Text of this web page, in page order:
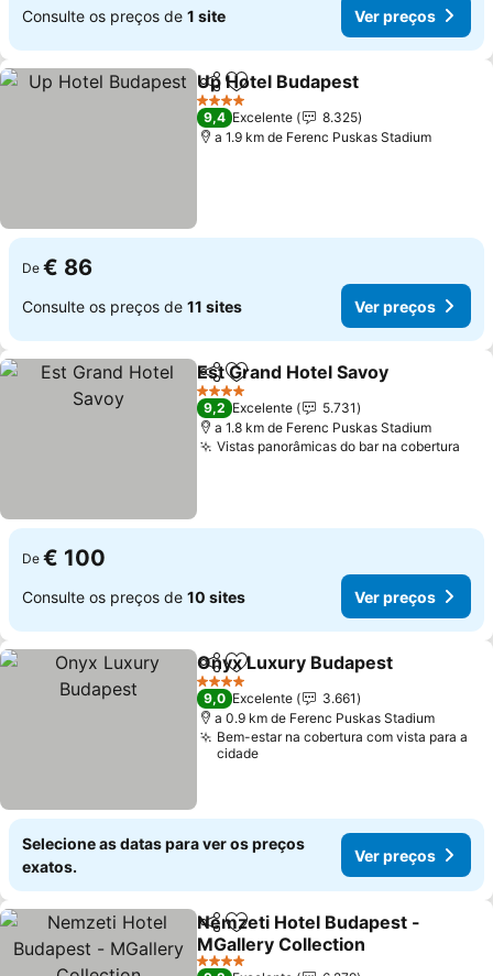
Consulte os preços de 1 site Ver preços
PartilharAdicionar aos favoritos
Up Hotel Budapest
4 Estrelas
9,4 Excelente
8.325
a 1.9 km de Ferenc Puskas Stadium
De € 86
Consulte os preços de 11 sites Ver preços
PartilharAdicionar aos favoritos
Est Grand Hotel Savoy
4 Estrelas
9,2 Excelente
5.731
a 1.8 km de Ferenc Puskas Stadium
Vistas panorâmicas do bar na cobertura
De € 100
Consulte os preços de 10 sites Ver preços
PartilharAdicionar aos favoritos
Onyx Luxury Budapest
4 Estrelas
9,0 Excelente
3.661
a 0.9 km de Ferenc Puskas Stadium
Bem-estar na cobertura com vista para a
cidade
Selecione as datas para ver os preços
exatos.
Ver preços
PartilharAdicionar aos favoritos
Nemzeti Hotel Budapest -
MGallery Collection
4 Estrelas